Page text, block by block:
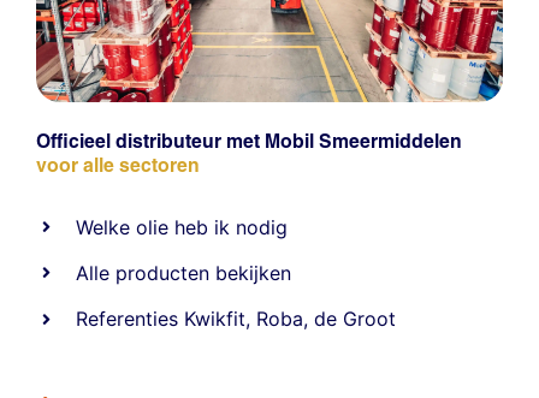
Officieel distributeur met Mobil Smeermiddelen
voor alle sectoren
Welke olie heb ik nodig
Alle producten bekijken
Referenties Kwikfit, Roba,de Groot